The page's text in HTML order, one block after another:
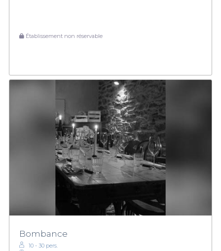
Établissement non réservable
Bombance
10 - 30 pers.